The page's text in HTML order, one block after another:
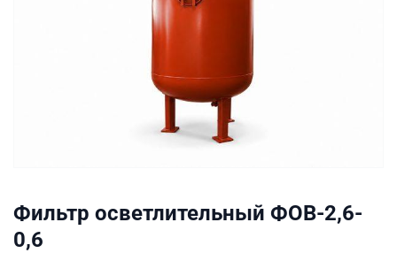
Фильтр осветлительный ФОВ-2,6-
0,6